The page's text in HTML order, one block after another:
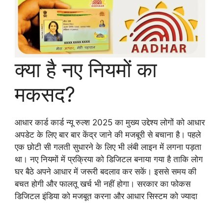
क्या है नए नियमों का
मकसद?
आधार कार्ड कार्ड न्यू रुल्श 2025 का मुख्य उद्देश्य लोगों को आधार
अपडेट के लिए बार बार केंद्र जाने की मजबूरी से बचाना है। पहले
एक छोटी सी गलती सुधारने के लिए भी लंबी लाइन में लगना पड़ता
था। नए नियमों में प्रक्रिया को डिजिटल बनाया गया है ताकि लोग
घर बैठे अपने आधार में जरूरी बदलाव कर सकें। इससे समय की
बचत होगी और फालतू खर्च भी नहीं होगा। सरकार का फोकस
डिजिटल इंडिया को मजबूत करना और आधार सिस्टम को ज्यादा